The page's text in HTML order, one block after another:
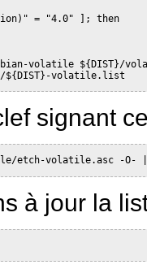
= "4.0" ]; then
volatile ${DIST}/
${DIST}-volatile.list
signant
etch-volatile.asc -O-
à jour la